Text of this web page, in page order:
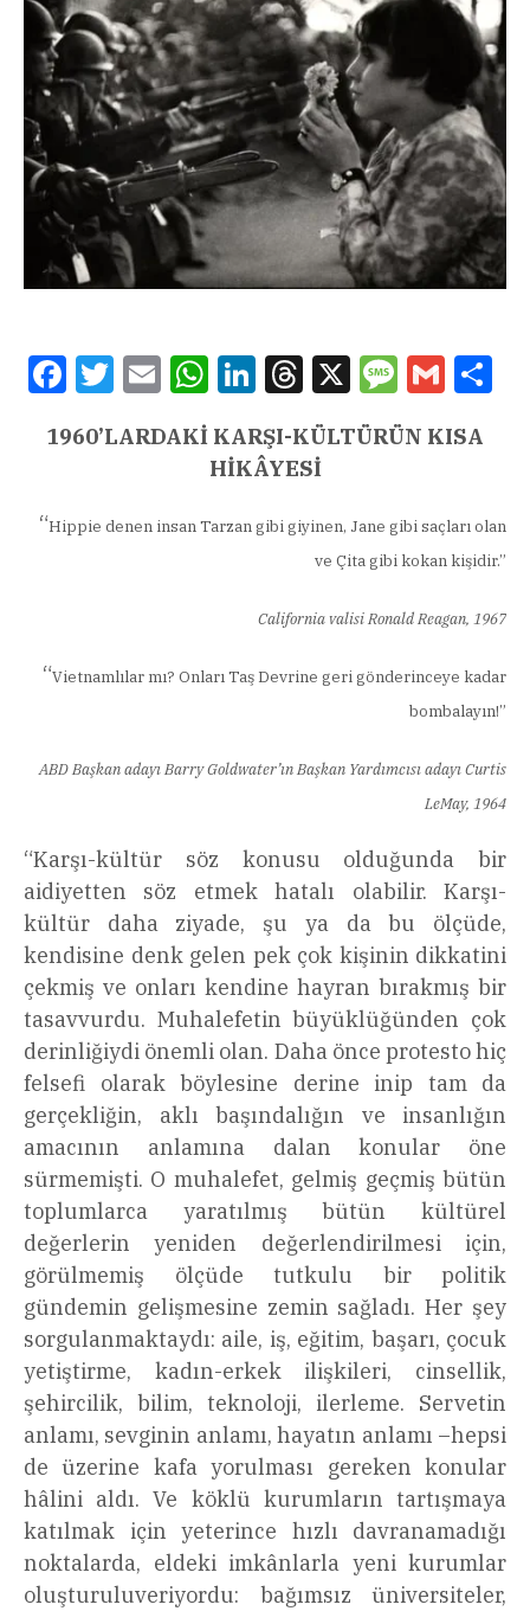
FacebookTwitterEmail WhatsAppLinkedInThreads
X Message
Gmail
1960’LARDAKİ KARŞI-KÜLTÜRÜN KISA
HİKÂYESİ
“Hippie denen insan Tarzan gibi giyinen, Jane gibi saçları olan
ve Çita gibi kokan kişidir.”
California valisi Ronald Reagan, 1967
“Vietnamlılar mı? Onları Taş Devrine geri gönderinceye kadar
bombalayın!”
ABD Başkan adayı Barry Goldwater’ın Başkan Yardımcısı adayı Curtis
LeMay, 1964
“Karşı-kültür söz konusu olduğunda bir
aidiyetten söz etmek hatalı olabilir. Karşı-
kültür daha ziyade, şu ya da bu ölçüde,
kendisine denk gelen pek çok kişinin dikkatini
çekmiş ve onları kendine hayran bırakmış bir
tasavvurdu. Muhalefetin büyüklüğünden çok
derinliğiydi önemli olan. Daha önce protesto hiç
felsefi olarak böylesine derine inip tam da
gerçekliğin, aklı başındalığın ve insanlığın
amacının anlamına dalan konular öne
sürmemişti. O muhalefet, gelmiş geçmiş bütün
toplumlarca yaratılmış bütün kültürel
değerlerin yeniden değerlendirilmesi için,
görülmemiş ölçüde tutkulu bir politik
gündemin gelişmesine zemin sağladı. Her şey
sorgulanmaktaydı: aile, iş, eğitim, başarı, çocuk
yetiştirme, kadın-erkek ilişkileri, cinsellik,
şehircilik, bilim, teknoloji, ilerleme. Servetin
anlamı, sevginin anlamı, hayatın anlamı –hepsi
de üzerine kafa yorulması gereken konular
hâlini aldı. Ve köklü kurumların tartışmaya
katılmak için yeterince hızlı davranamadığı
noktalarda, eldeki imkânlarla yeni kurumlar
oluşturuluveriyordu: bağımsız üniversiteler,